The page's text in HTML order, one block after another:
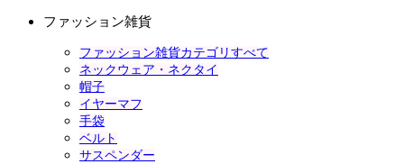
ファッション雑貨
ファッション雑貨カテゴリすべて
ネックウェア・ネクタイ
帽子
イヤーマフ
手袋
ベルト
サスペンダー